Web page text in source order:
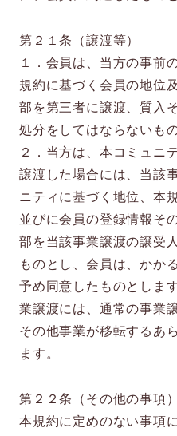
第２１条（譲渡等）
１．会員は、当方の事前
規約に基づく会員の地位
部を第三者に譲渡、質入
処分をしてはならないも
２．当方は、本コミュニ
譲渡した場合には、当該
ニティに基づく地位、本
並びに会員の登録情報そ
部を当該事業譲渡の譲受
ものとし、会員は、かか
予め同意したものとしま
業譲渡には、通常の事業
その他事業が移転するあ
ます。
第２２条（その他の事項）
本規約に定めのない事項